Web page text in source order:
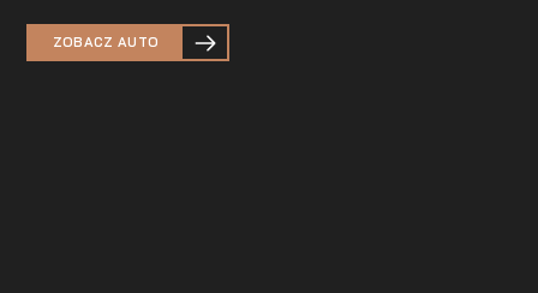
ZOBACZ AUTO